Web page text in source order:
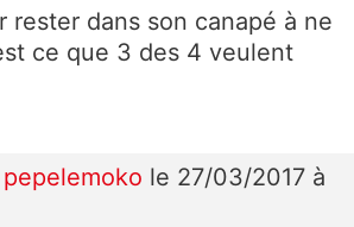
rester dans son canapé à ne
ce que 3 des 4 veulent
pepelemoko le 27/03/2017 à